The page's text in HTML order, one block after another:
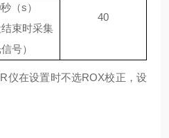
40
秒（s）
结束时采集
号）
仪在设置时不选ROX校正，设